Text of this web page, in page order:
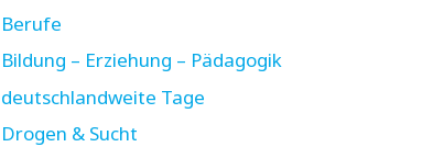
Berufe
Bildung – Erziehung – Pädagogik
deutschlandweite Tage
Drogen & Sucht